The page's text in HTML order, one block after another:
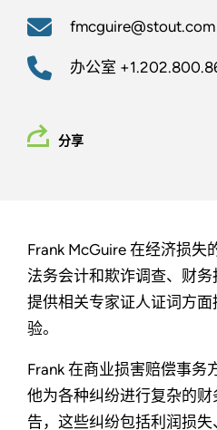
fmcguire@stout.com
办公室
分享
Frank McGuire 在经济损失
法务会计和欺诈调查、财
提供相关专家证人证词方
验。
Frank 在商业损害赔偿事务
他为各种纠纷进行复杂的
告，这些纠纷包括利润损